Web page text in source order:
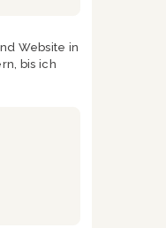
Website in
bis ich